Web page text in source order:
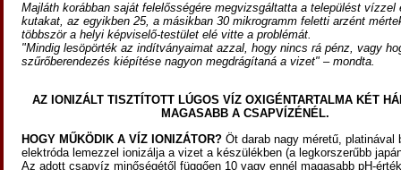
Majláth korábban saját felelősségére megvizsgáltatta a települést vízzel
kutakat, az egyikben 25, a másikban 30 mikrogramm feletti arzént
többször a helyi képviselő-testület elé vitte a problémát.
"Mindig lesöpörték az indítványaimat azzal, hogy nincs rá pénz, vagy
szűrőberendezés kiépítése nagyon megdrágítaná a vizet" – mondta.
AZ IONIZÁLT TISZTÍTOTT LÚGOS VÍZ OXIGÉNTARTALMA KÉT
MAGASABB A CSAPVÍZÉNÉL.
HOGY MŰKÖDIK A VÍZ IONIZÁTOR? Öt darab nagy méretű, platinával
elektróda lemezzel ionizálja a vizet a készülékben (a legkorszerűbb
Az adott csapvíz minőségétől függően 10 vagy ennél magasabb pH-